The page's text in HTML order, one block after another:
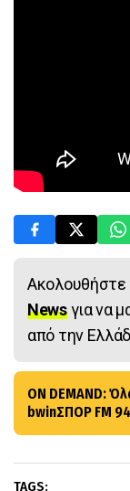
Ακολουθήστε
Newsγια να
από την
ON DEMAND:
bwinΣΠΟΡ FM
TAGS: